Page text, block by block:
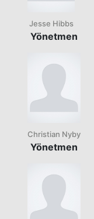
Jesse Hibbs
Yönetmen
Christian Nyby
Yönetmen